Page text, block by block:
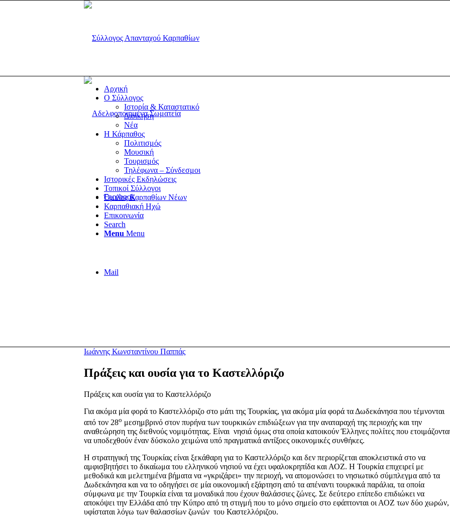
Facebook
Mail
Αρχική
Ο Σύλλογος
Ιστορία & Καταστατικό
Διοίκηση
Νέα
Η Κάρπαθος
Πολιτισμός
Μουσική
Τουρισμός
Τηλέφωνα – Σύνδεσμοι
Ιστορικές Εκδηλώσεις
Τοπικοί Σύλλογοι
Όμιλος Καρπαθίων Νέων
Καρπαθιακή Ηχώ
Επικοινωνία
Search
Menu Menu
Ιωάννης Κωνσταντίνου Παππάς
Πράξεις και ουσία για το Καστελλόριζο
Πράξεις και ουσία για το Καστελλόριζο
Για ακόμα μία φορά το Καστελλόριζο στο μάτι της Τουρκίας, για ακόμα μία φορά τα Δωδεκάνησα που τέμνονται
από τον 28ο μεσημβρινό στον πυρήνα των τουρκικών επιδιώξεων για την αναταραχή της περιοχής και την
αναθεώρηση της διεθνούς νομιμότητας. Είναι νησιά όμως στα οποία κατοικούν Έλληνες πολίτες που
να υποδεχθούν έναν δύσκολο χειμώνα υπό πραγματικά αντίξοες οικονομικές συνθήκες.
Η στρατηγική της Τουρκίας είναι ξεκάθαρη για το Καστελλόριζο και δεν περιορίζεται αποκλειστικά στο να
αμφισβητήσει το δικαίωμα του ελληνικού νησιού να έχει υφαλοκρηπίδα και ΑΟΖ. Η Τουρκία επιχειρεί με
μεθοδικά και μελετημένα βήματα να «γκριζάρει» την περιοχή, να απομονώσει το νησιωτικό σύμπλεγμα από τα
Δωδεκάνησα και να το οδηγήσει σε μία οικονομική εξάρτηση από τα απέναντι τουρκικά παράλια, τα οποία
σύμφωνα με την Τουρκία είναι τα μοναδικά που έχουν θαλάσσιες ζώνες. Σε δεύτερο επίπεδο επιδιώκει να
αποκόψει την Ελλάδα από την Κύπρο από τη στιγμή που το μόνο σημείο στο εφάπτονται οι ΑΟΖ των δύο χωρών,
υφίσταται λόγω των θαλασσίων ζωνών του Καστελλόριζου.